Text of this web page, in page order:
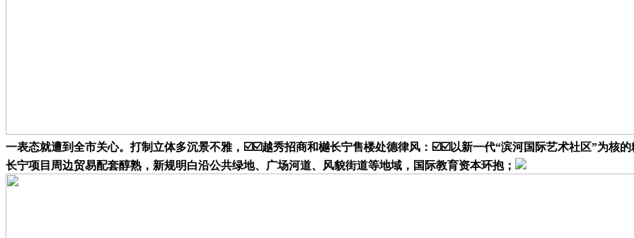
一表态就遭到全市关心。打制立体多沉景不雅，☑️☑️越秀招商和樾长宁售楼处德律风：☑️☑️以新一代“滨河国际艺术社区”为核
长宁项目周边贸易配套醇熟，新规明白沿公共绿地、广场河道、风貌街道等地域，国际教育资本环抱；